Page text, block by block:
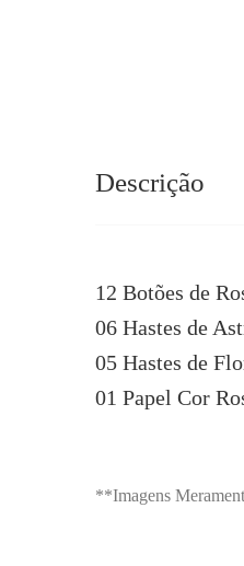
Descrição
12 Botões de
06 Hastes de
05 Hastes de
01 Papel Cor
**Imagens